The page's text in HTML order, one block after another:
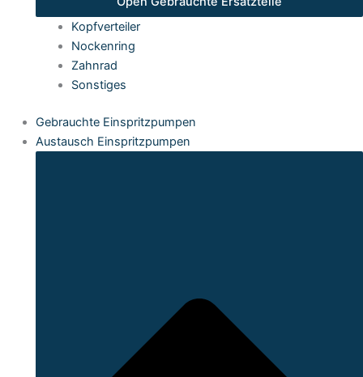
Kopfverteiler
Nockenring
Zahnrad
Sonstiges
Gebrauchte Einspritzpumpen
Austausch Einspritzpumpen